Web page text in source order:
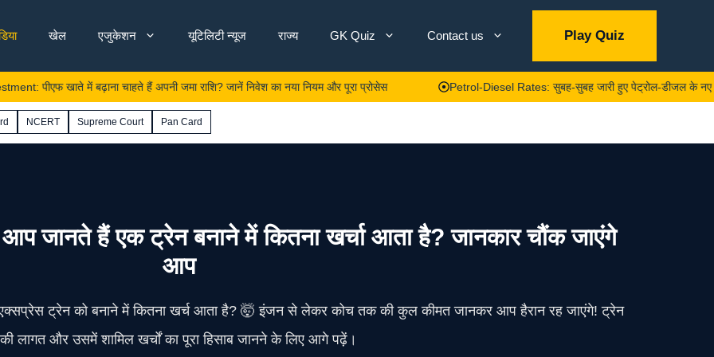
खेल एजुकेशन यूटिलिटी न्यूज राज्य GK Quiz Contact us Play Quiz
खाते में बढ़ाना चाहते हैं अपनी जमा राशि? जानें निवेश का नया नियम और पूरा प्रोसेस Petrol-Diesel Rates: सुबह-सुबह जारी हुए पेट्रोल-डीजल के नए दाम,
NCERT Supreme Court Pan Card
जानते हैं एक ट्रेन बनाने में कितना खर्चा आता है? जानकार चौंक जाएंगे
आप
एक्सप्रेस ट्रेन को बनाने में कितना खर्च आता है? 🤯 इंजन से लेकर कोच तक की कुल कीमत जानकर आप हैरान रह जाएंगे! ट्रेन
की लागत और उसमें शामिल खर्चों का पूरा हिसाब जानने के लिए आगे पढ़ें।